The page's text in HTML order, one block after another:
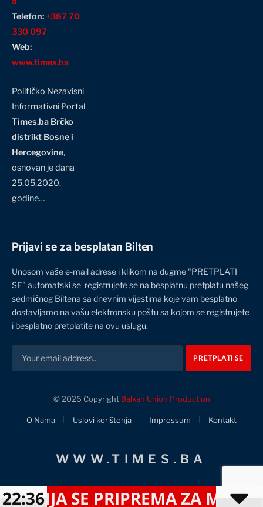
Telefon:+387 70
330 097
Web:
www.times.ba
Političko Nezavisni
Informativni Portal
Times.ba Brčko
distrikt Bosne i
Hercegovine,
osnovan je dana
25.05.2020.
godine…
Prijavi se za besplatan Bilten
Unosom vaše e-mail adrese i klikom na dugme "PRETPLATI
SE" automatski se registrujete se na besplatnu pretplatu našeg
sedmičnog Biltena sa dnevnim vijestima koje vam besplatno
dostavljamo na vašu elektronsku poštu sa kojom se registrujete
i besplatno pretplatite na ovu uslugu.
© 2026 Copyright Balkan Union Production
O Nama Uslovi korištenja Impressum Kontakt
WWW.TIMES.BA
SE PRIPREMA ZA MOGUĆE
22:36